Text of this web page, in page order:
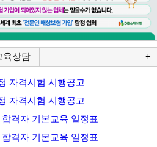
육상담 +
자격시험 시행공고
자격시험 시행공고
격자 기본교육 일정표
격자 기본교육 일정표